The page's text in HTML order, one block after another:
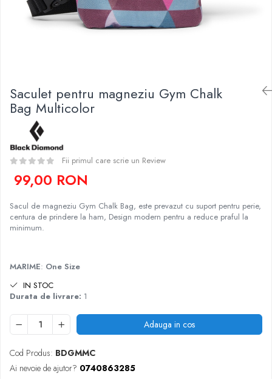
Slackline
Casti
Lopeti de zapada / avalansa
Caciuli
Copii
Jachete copii
Caciuli
Pantaloni copii
Sosete
Imbracaminte de corp
Saculet pentru magneziu Gym Chalk
Bag Multicolor
Fii primul care scrie un Review
99,00 RON
Sacul de magneziu Gym Chalk Bag, este prevazut cu suport pentru perie,
centura de prindere la ham, Design modern pentru a reduce praful la
minimum.
MARIME: One Size
IN STOC
Durata de livrare: 1
Adauga in cos
Cod Produs: BDGMMC
Ai nevoie de ajutor? 0740863285